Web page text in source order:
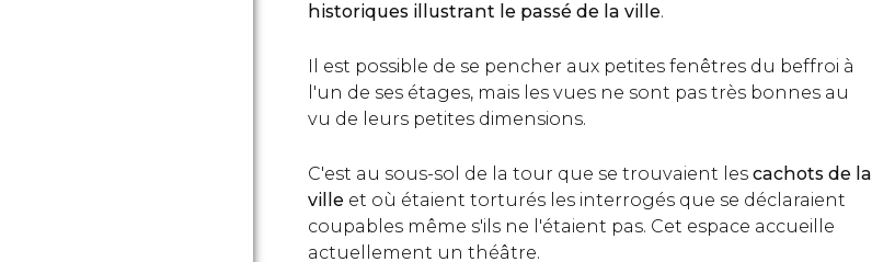
historiques illustrant le passé de la ville.
Il est possible de se pencher aux petites fenêtres du beffroi à
l'un de ses étages, mais les vues ne sont pas très bonnes au
vu de leurs petites dimensions.
C'est au sous-sol de la tour que se trouvaient les cachots de la
ville et où étaient torturés les interrogés que se déclaraient
coupables même s'ils ne l'étaient pas. Cet espace accueille
actuellement un théâtre.